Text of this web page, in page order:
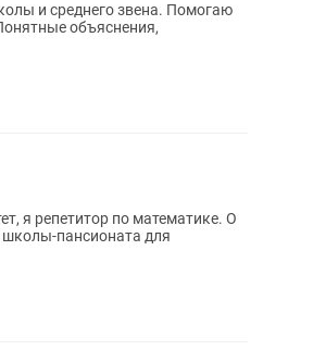
и среднего звена. Помогаю
объяснения,
пансионата для